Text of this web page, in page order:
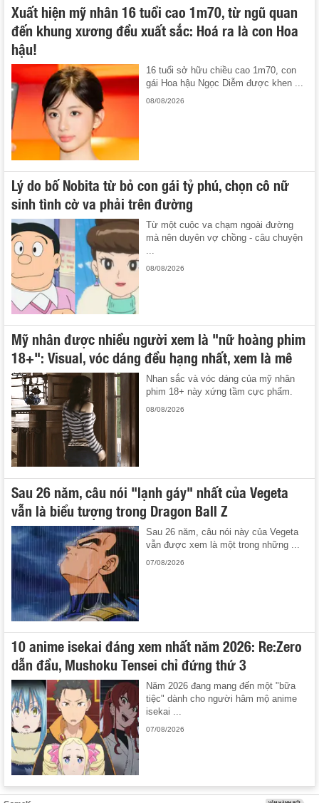
Xuất hiện mỹ nhân 16 tuổi cao 1m70, từ ngũ quan
đến khung xương đều xuất sắc: Hoá ra là con Hoa
hậu!
16 tuổi sở hữu chiều cao 1m70, con
gái Hoa hậu Ngọc Diễm được khen ...
08/08/2026
Lý do bố Nobita từ bỏ con gái tỷ phú, chọn cô nữ
sinh tình cờ va phải trên đường
Từ một cuộc va chạm ngoài đường
mà nên duyên vợ chồng - câu chuyện
08/08/2026
Mỹ nhân được nhiều người xem là "nữ hoàng phim
18+": Visual, vóc dáng đều hạng nhất, xem là mê
Nhan sắc và vóc dáng của mỹ nhân
phim 18+ này xứng tầm cực phẩm.
08/08/2026
Sau 26 năm, câu nói "lạnh gáy" nhất của Vegeta
vẫn là biểu tượng trong Dragon Ball Z
Sau 26 năm, câu nói này của Vegeta
vẫn được xem là một trong những ...
07/08/2026
10 anime isekai đáng xem nhất năm 2026: Re:Zero
dẫn đầu, Mushoku Tensei chỉ đứng thứ 3
Năm 2026 đang mang đến một "bữa
tiệc" dành cho người hâm mộ anime
isekai ...
07/08/2026